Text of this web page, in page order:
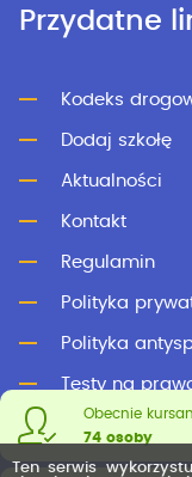
Obecnie
74 osoby
Przydatne
Kodeks
Dodaj szkołę
Aktualności
Kontakt
Regulamin
Polityka
Polityka
Testy na
Ten serwis